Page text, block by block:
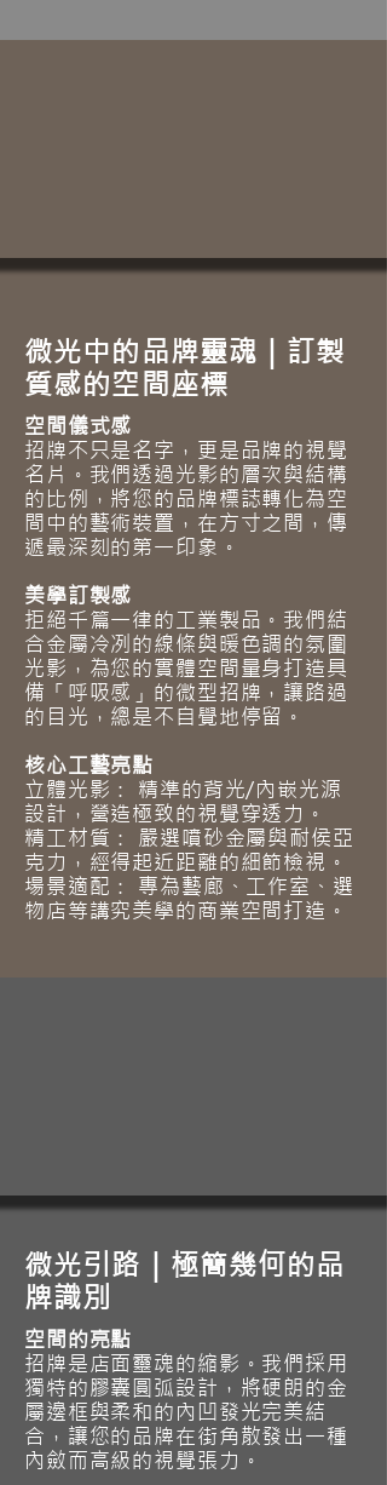
微光中的品牌靈魂｜訂製
質感的空間座標
空間儀式感
招牌不只是名字，更是品牌的視覺
名片。我們透過光影的層次與結構
的比例，將您的品牌標誌轉化為空
間中的藝術裝置，在方寸之間，傳
遞最深刻的第一印象。
美學訂製感
拒絕千篇一律的工業製品。我們結
合金屬冷冽的線條與暖色調的氛圍
光影，為您的實體空間量身打造具
備「呼吸感」的微型招牌，讓路過
的目光，總是不自覺地停留。
核心工藝亮點
立體光影： 精準的背光/內嵌光源
設計，營造極致的視覺穿透力。
精工材質： 嚴選噴砂金屬與耐侯亞
克力，經得起近距離的細節檢視。
場景適配： 專為藝廊、工作室、選
物店等講究美學的商業空間打造。
微光引路｜極簡幾何的品
牌識別
空間的亮點
招牌是店面靈魂的縮影。我們採用
獨特的膠囊圓弧設計，將硬朗的金
屬邊框與柔和的內凹發光完美結
合，讓您的品牌在街角散發出一種
內斂而高級的視覺張力。